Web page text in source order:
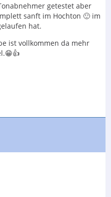
getestet aber
sanft im Hochton 🙂 im
hat.
ist vollkommen da mehr